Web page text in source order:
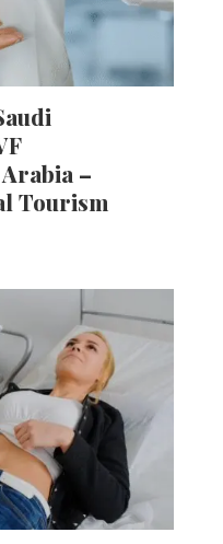
–
Tourism